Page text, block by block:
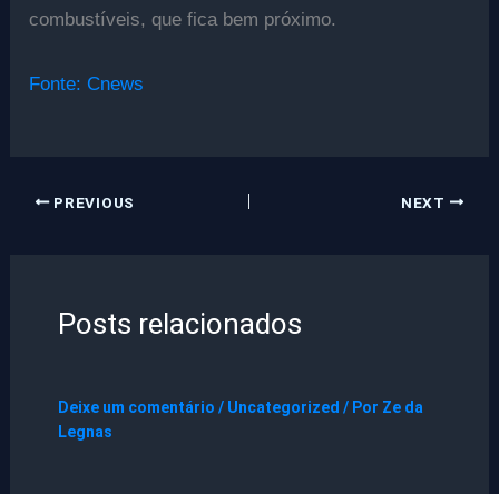
combustíveis, que fica bem próximo.
Fonte: Cnews
PREVIOUS NEXT
Posts relacionados
Deixe um comentário / Uncategorized / Por Ze da
Legnas